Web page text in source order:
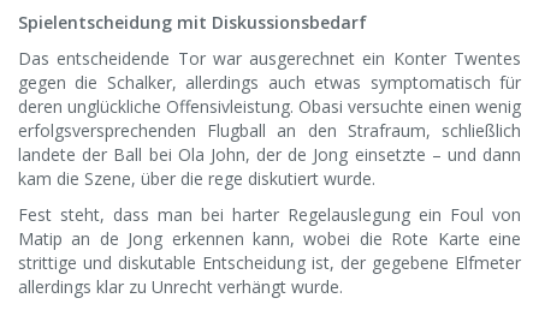
Spielentscheidung mit Diskussionsbedarf
Das entscheidende Tor war ausgerechnet ein Konter Twentes
gegen die Schalker, allerdings auch etwas symptomatisch für
deren unglückliche Offensivleistung. Obasi versuchte einen wenig
erfolgsversprechenden Flugball an den Strafraum, schließlich
landete der Ball bei Ola John, der de Jong einsetzte – und dann
kam die Szene, über die rege diskutiert wurde.
Fest steht, dass man bei harter Regelauslegung ein Foul von
Matip an de Jong erkennen kann, wobei die Rote Karte eine
strittige und diskutable Entscheidung ist, der gegebene Elfmeter
allerdings klar zu Unrecht verhängt wurde.